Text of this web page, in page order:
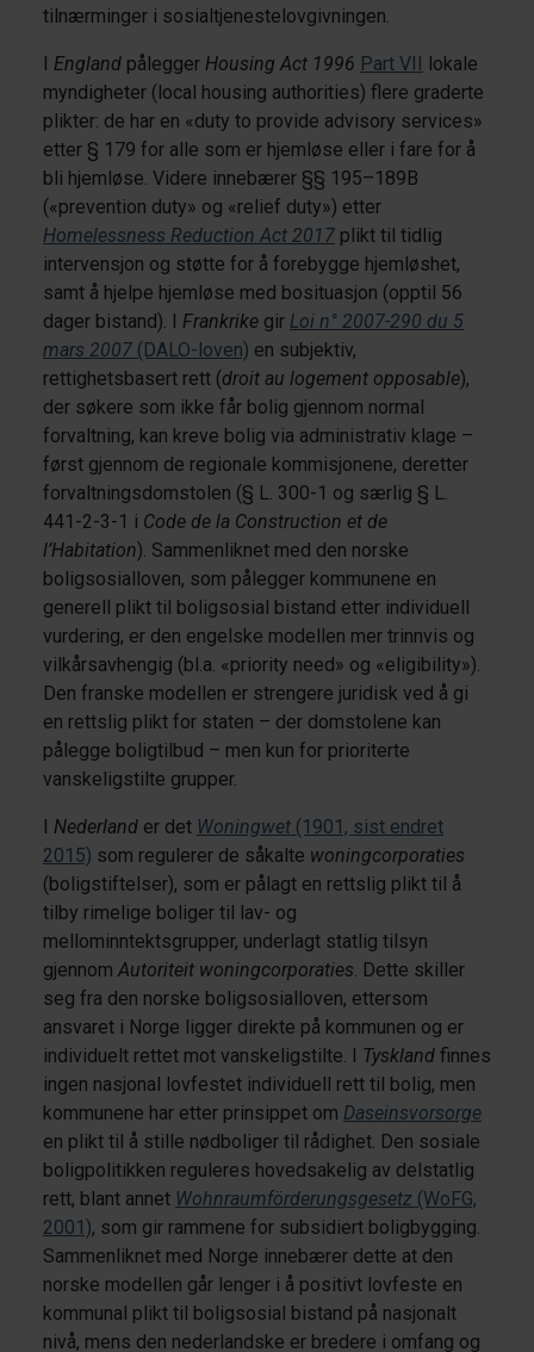
tilnærminger i sosialtjenestelovgivningen.
I England pålegger Housing Act 1996 Part VII lokale
myndigheter (local housing authorities) flere graderte
plikter: de har en «duty to provide advisory services»
etter § 179 for alle som er hjemløse eller i fare for å
bli hjemløse. Videre innebærer §§ 195–189B
(«prevention duty» og «relief duty») etter
Homelessness Reduction Act 2017 plikt til tidlig
intervensjon og støtte for å forebygge hjemløshet,
samt å hjelpe hjemløse med bosituasjon (opptil 56
dager bistand). I Frankrike gir Loi n° 2007-290 du 5
mars 2007 (DALO-loven) en subjektiv,
rettighetsbasert rett (droit au logement opposable),
der søkere som ikke får bolig gjennom normal
forvaltning, kan kreve bolig via administrativ klage –
først gjennom de regionale kommisjonene, deretter
forvaltningsdomstolen (§ L. 300-1 og særlig § L.
441-2-3-1 i Code de la Construction et de
l’Habitation). Sammenliknet med den norske
boligsosialloven, som pålegger kommunene en
generell plikt til boligsosial bistand etter individuell
vurdering, er den engelske modellen mer trinnvis og
vilkårsavhengig (bl.a. «priority need» og «eligibility»).
Den franske modellen er strengere juridisk ved å gi
en rettslig plikt for staten – der domstolene kan
pålegge boligtilbud – men kun for prioriterte
vanskeligstilte grupper.
I Nederland er det Woningwet (1901, sist endret
2015) som regulerer de såkalte woningcorporaties
(boligstiftelser), som er pålagt en rettslig plikt til å
tilby rimelige boliger til lav- og
mellominntektsgrupper, underlagt statlig tilsyn
gjennom Autoriteit woningcorporaties . Dette skiller
seg fra den norske boligsosialloven, ettersom
ansvaret i Norge ligger direkte på kommunen og er
individuelt rettet mot vanskeligstilte. I Tyskland finnes
ingen nasjonal lovfestet individuell rett til bolig, men
kommunene har etter prinsippet om Daseinsvorsorge
en plikt til å stille nødboliger til rådighet. Den sosiale
boligpolitikken reguleres hovedsakelig av delstatlig
rett, blant annet Wohnraumförderungsgesetz (WoFG,
2001), som gir rammene for subsidiert boligbygging.
Sammenliknet med Norge innebærer dette at den
norske modellen går lenger i å positivt lovfeste en
kommunal plikt til boligsosial bistand på nasjonalt
nivå, mens den nederlandske er bredere i omfang og